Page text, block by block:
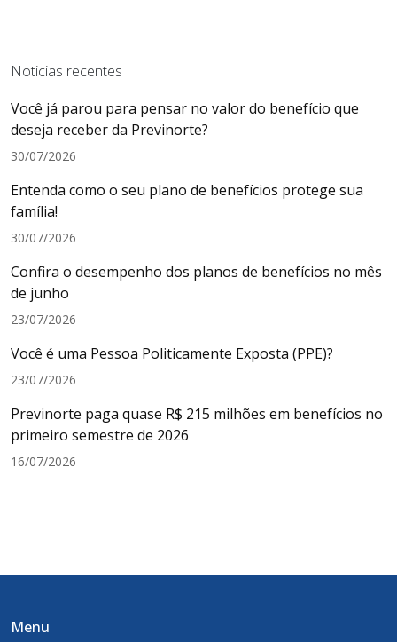
Noticias recentes
Você já parou para pensar no valor do benefício que
deseja receber da Previnorte?
30/07/2026
Entenda como o seu plano de benefícios protege sua
família!
30/07/2026
Confira o desempenho dos planos de benefícios no mês
de junho
23/07/2026
Você é uma Pessoa Politicamente Exposta (PPE)?
23/07/2026
Previnorte paga quase R$ 215 milhões em benefícios no
primeiro semestre de 2026
16/07/2026
Menu